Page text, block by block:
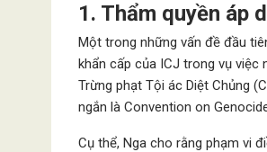
1. Thẩm quyền áp
Một trong những vấn đề đầu
khẩn cấp của ICJ trong vụ việc
Trừng phạt Tội ác Diệt Chủng
ngắn là Convention on
Cụ thể, Nga cho rằng phạm vi